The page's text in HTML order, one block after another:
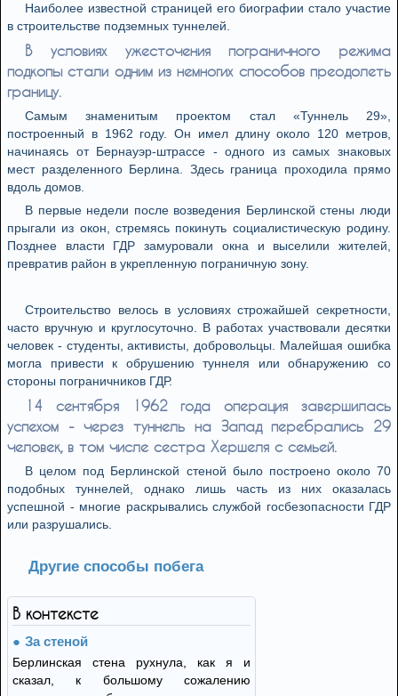
Наиболее известной страницей его биографии стало участие
в строительстве подземных туннелей.
В условиях ужесточения пограничного режима
подкопы стали одним из немногих способов преодолеть
границу.
Самым знаменитым проектом стал «Туннель 29»,
построенный в 1962 году. Он имел длину около 120 метров,
начинаясь от Бернауэр-штрассе - одного из самых знаковых
мест разделенного Берлина. Здесь граница проходила прямо
вдоль домов.
В первые недели после возведения Берлинской стены люди
прыгали из окон, стремясь покинуть социалистическую родину.
Позднее власти ГДР замуровали окна и выселили жителей,
превратив район в укрепленную пограничную зону.
Строительство велось в условиях строжайшей секретности,
часто вручную и круглосуточно. В работах участвовали десятки
человек - студенты, активисты, добровольцы. Малейшая ошибка
могла привести к обрушению туннеля или обнаружению со
стороны пограничников ГДР.
14 сентября 1962 года операция завершилась
успехом - через туннель на Запад перебрались 29
человек, в том числе сестра Хершеля с семьей.
В целом под Берлинской стеной было построено около 70
подобных туннелей, однако лишь часть из них оказалась
успешной - многие раскрывались службой госбезопасности ГДР
или разрушались.
Другие способы побега
В контексте
За стеной
Берлинская стена рухнула, как я и
сказал, к большому сожалению